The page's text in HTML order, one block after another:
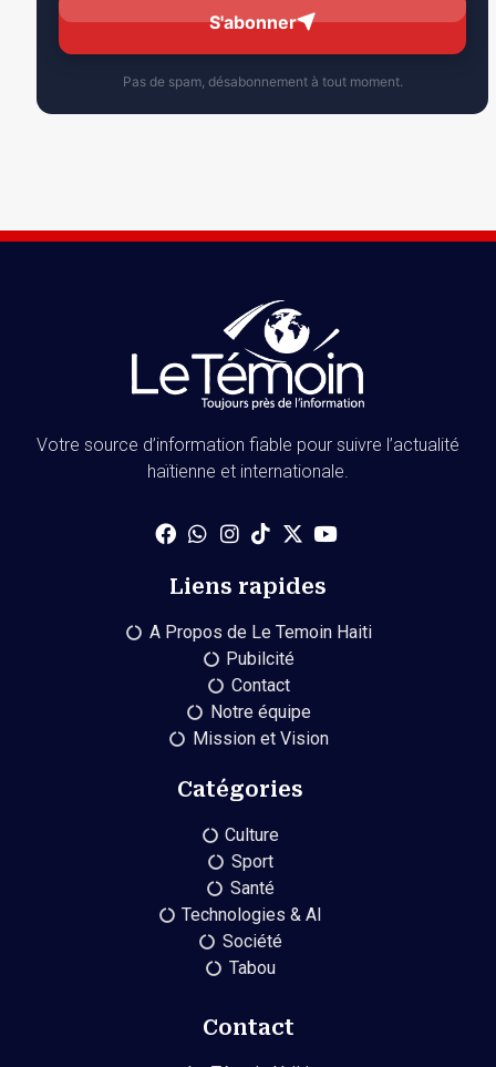
S'abonner
Pas de spam, désabonnement à tout moment.
Votre source d’information fiable pour suivre l’actualité
haïtienne et internationale.
Liens rapides
A Propos de Le Temoin Haiti
Pubilcité
Contact
Notre équipe
Mission et Vision
Catégories
Culture
Sport
Santé
Technologies & AI
Société
Tabou
Contact